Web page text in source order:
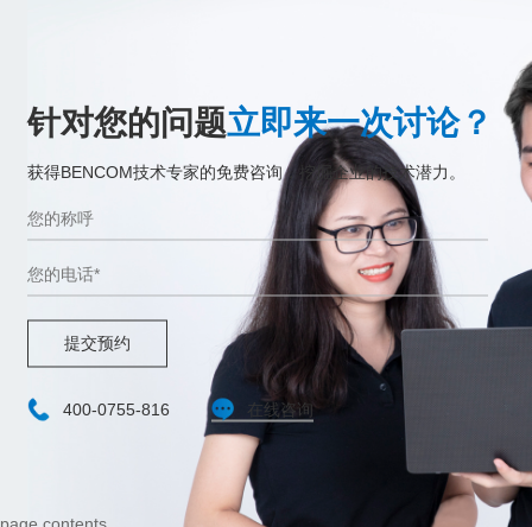
针对您的问题立即来一次讨论？
获得BENCOM技术专家的免费咨询，挖掘企业的技术潜力。
提交预约
400-0755-816 在线咨询